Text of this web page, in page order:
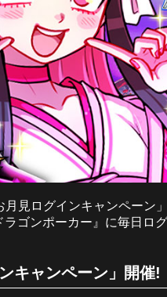
月見ログインキャンペーン
ラゴンポーカー』に毎日ロ
キャンペーン」開催!